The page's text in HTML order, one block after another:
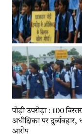
पोड़ी उपरोड़ा : 100
अधीक्षिका पर
आरोप